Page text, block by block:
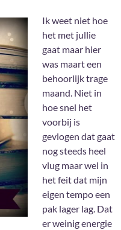
Ik weet niet hoe
het met jullie
gaat maar hier
was maart een
behoorlijk trage
maand. Niet in
hoe snel het
voorbij is
gevlogen dat gaat
nog steeds heel
vlug maar wel in
het feit dat mijn
eigen tempo een
pak lager lag. Dat
er weinig energie